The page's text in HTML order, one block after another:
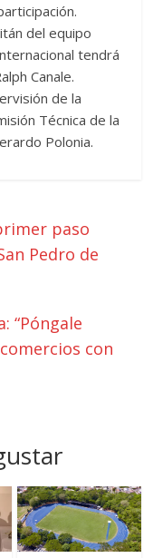
del equipo
tendrá
Canale.
de la
Técnica de la
Polonia.
paso
Pedro de
“Póngale
con